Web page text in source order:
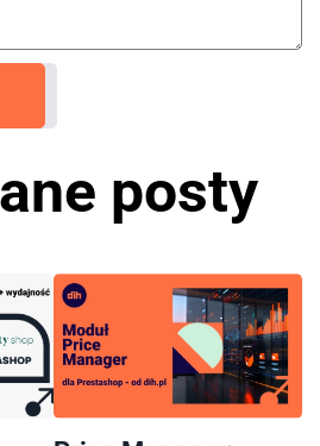
posty